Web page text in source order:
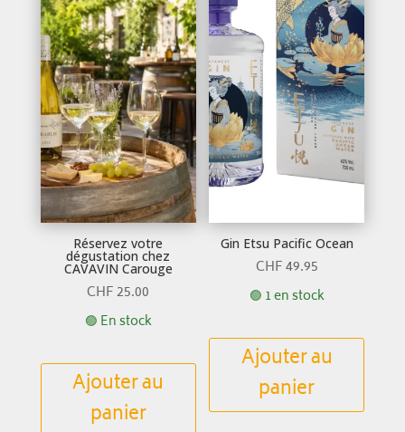
Réservez votre
dégustation chez
CAVAVIN Carouge
CHF25.00
🟢 En stock
Ajouter au
panier
Gin Etsu Pacific Ocean
CHF49.95
🟢 1 en stock
Ajouter au
panier